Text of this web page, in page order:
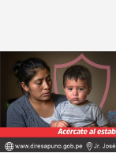
contenido